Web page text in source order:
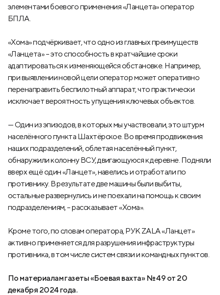
элементами боевого применения «Ланцета» оператор
БПЛА.
«Хома» подчёркивает, что одно из главных преимуществ
«Ланцета» – это способность в кратчайшие сроки
адаптироваться к изменяющейся обстановке. Например,
при выявлении новой цели оператор может оперативно
перенаправить беспилотный аппарат, что практически
исключает вероятность упущения ключевых объектов.
— Один из эпизодов, в которых мы участвовали, это штурм
населённого пункта Шахтёрское. Во время продвижения
наших подразделений, облетая населённый пункт,
обнаружили колонну ВСУ, двигающуюся к деревне. Подняли
вверх ещё один «Ланцет», навелись и отработали по
противнику. В результате две машины были выбиты,
остальные развернулись и не поехали на помощь к своим
подразделениям, – рассказывает «Хома».
Кроме того, по словам оператора, РУК ZALA «Ланцет»
активно применяется для разрушения инфраструктуры
противника, в том числе систем связи и командных пунктов.
По материалам газеты «Боевая вахта» № 49 от 20
декабря 2024 года.